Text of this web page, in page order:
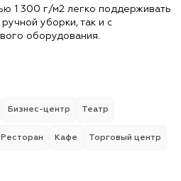
1 300 г/м2 легко поддерживать
уборки, так и с
оборудования.
Бизнес-центр Театр
Ресторан Кафе Торговый центр